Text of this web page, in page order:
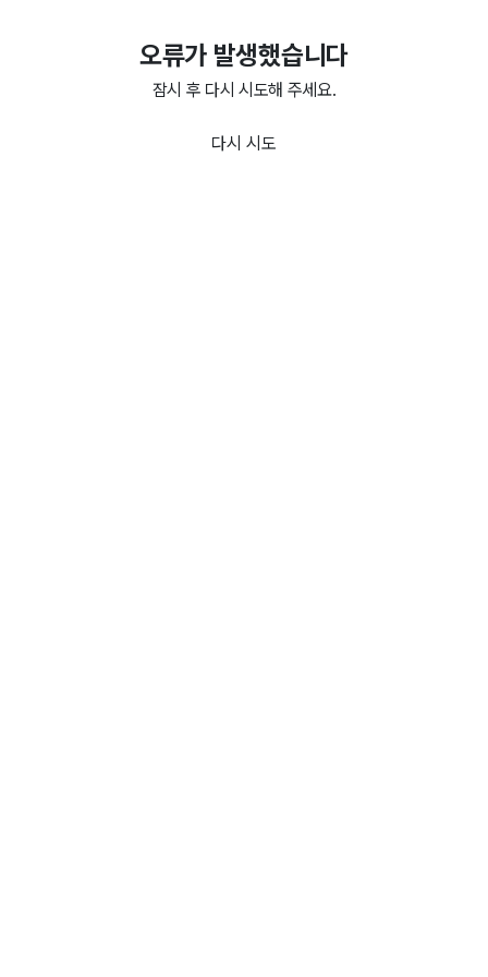
오류가 발생했습니다
잠시 후 다시 시도해 주세요.
다시 시도